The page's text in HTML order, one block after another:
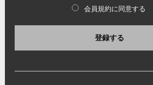
会員規約に同意する
登録する